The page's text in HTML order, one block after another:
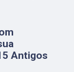
Antigos